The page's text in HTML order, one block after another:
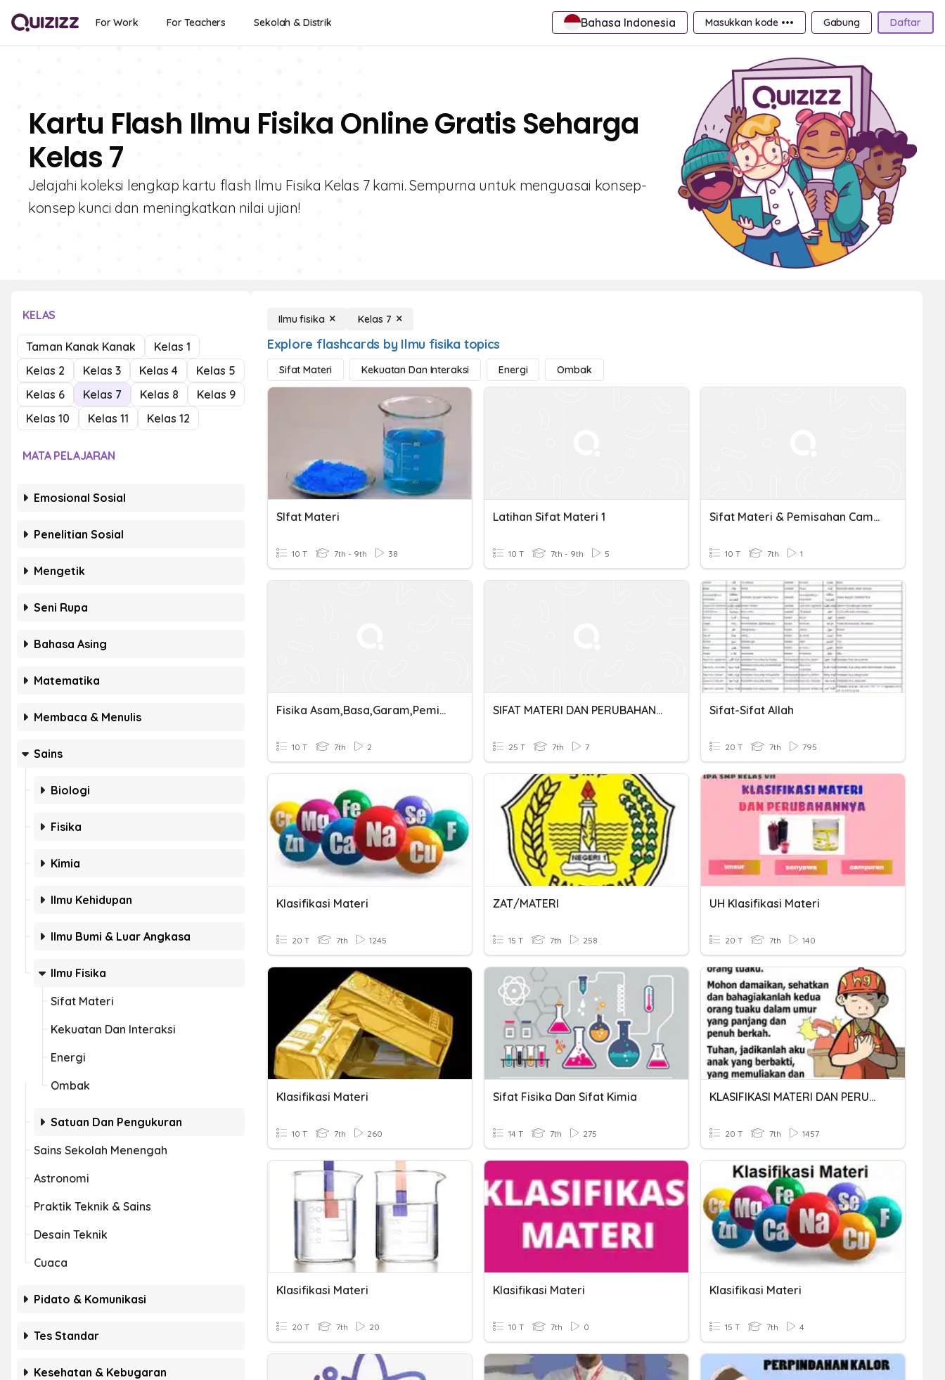
For Work For Teachers Sekolah & Distrik Bahasa Indonesia Masukkan kode ••• Gabung Daftar
Kartu Flash Ilmu Fisika Online Gratis Seharga
Kelas 7
Jelajahi koleksi lengkap kartu flash Ilmu Fisika Kelas 7 kami. Sempurna untuk menguasai konsep-
konsep kunci dan meningkatkan nilai ujian!
KELAS
Taman Kanak Kanak
Kelas 1
Kelas 2
Kelas 3 Kelas 4
Kelas 5
Kelas 6
Kelas 7 Kelas 8
Kelas 9
Kelas 10
Kelas 11 Kelas 12
MATA PELAJARAN
Emosional Sosial
Penelitian Sosial
Mengetik
Seni Rupa
Bahasa Asing
Matematika
Membaca & Menulis
Sains
Biologi
Fisika
Kimia
Ilmu Kehidupan
Ilmu Bumi & Luar Angkasa
Ilmu Fisika
Sifat Materi
Kekuatan Dan Interaksi
Energi
Ombak
Satuan Dan Pengukuran
Sains Sekolah Menengah
Astronomi
Praktik Teknik & Sains
Desain Teknik
Cuaca
Pidato & Komunikasi
Tes Standar
Kesehatan & Kebugaran
Ilmu fisika Kelas 7
Explore flashcards by Ilmu fisika topics
Sifat Materi Kekuatan Dan Interaksi Energi Ombak
SIfat Materi
10 T 7th - 9th 38
Latihan Sifat Materi 1
10 T 7th - 9th 5
Sifat Materi & Pemisahan Campuran
10 T 7th 1
Fisika Asam,basa,garam,pemisahan Campuran Dan Sifat Materi
10 T 7th 2
SIFAT MATERI DAN PERUBAHANNYA
25 T 7th 7
Sifat-Sifat Allah
20 T 7th 795
Klasifikasi Materi
20 T 7th 1245
ZAT/MATERI
15 T 7th 258
UH Klasifikasi Materi
20 T 7th 140
Klasifikasi Materi
10 T 7th 260
Sifat Fisika Dan Sifat Kimia
14 T 7th 275
KLASIFIKASI MATERI DAN PERUBAHANNYA
20 T 7th 1457
Klasifikasi Materi
20 T 7th 20
Klasifikasi Materi
10 T 7th 0
Klasifikasi Materi
15 T 7th 4